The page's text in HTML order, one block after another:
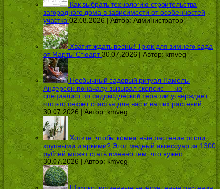
Как выбрать технологию строительства
загородного дома в зависимости от особенностей
участка 02.08.2026 | Автор:Администратор
Хватит ждать весны! Трюк для зимнего сада
от Марты Стюарт 30.07.2026 | Автор:kmveg
Необычный садовый ритуал Памелы
Андерсон поначалу вызывал скепсис — но
специалист по садоводческой терапии утверждает,
что это секрет счастья для вас и ваших растений
30.07.2026 | Автор:kmveg
Хотите, чтобы комнатные растения росли
крупными и яркими? Этот медный аксессуар за 1300
рублей может стать именно тем, что нужно
30.07.2026 | Автор: kmveg